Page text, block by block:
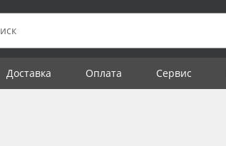
Доставка Оплата Сервис